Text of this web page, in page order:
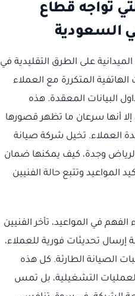
تواجه قطاع
السعودية
على الطرق التقليدية في
الهاتفية المتكررة مع العملاء
البيانات المعقدة. هذه
أنها سرعان ما تظهر قصورها
العملاء. تخيل شركة صيانة
وجدة، كيف يمكنها ضمان
المواعيد وتتبع حالة الفنيين
في المواعيد، تأخر الفنيين
تحديثات فورية للعملاء،
الصيانة الطارئة. كل هذه
التشغيلية، بل تمس